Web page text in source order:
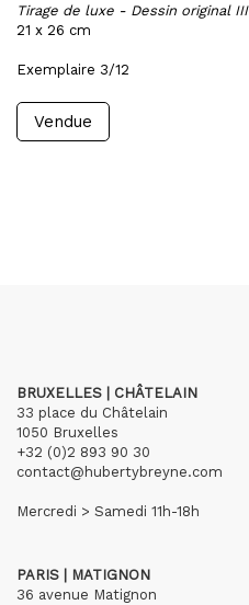
Tirage de luxe - Dessin original III
21 x 26 cm
Exemplaire 3/12
Vendue
BRUXELLES | CHÂTELAIN
33 place du Châtelain
1050 Bruxelles
+32 (0)2 893 90 30
contact@hubertybreyne.com
Mercredi > Samedi 11h-18h
PARIS | MATIGNON
36 avenue Matignon